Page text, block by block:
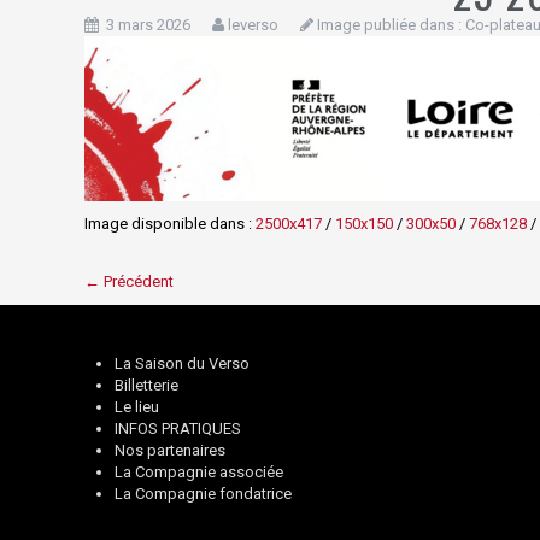
3 mars 2026 leverso Image publiée dans : Co-
Image disponible dans : 2500x417/ 150x150/ 300x50/ 768x128/
← Précédent
La Saison du Verso
Billetterie
Le lieu
INFOS PRATIQUES
Nos partenaires
La Compagnie associée
La Compagnie fondatrice